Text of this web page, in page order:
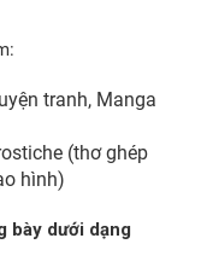
tranh, Manga
(thơ ghép
hình)
bày dưới dạng